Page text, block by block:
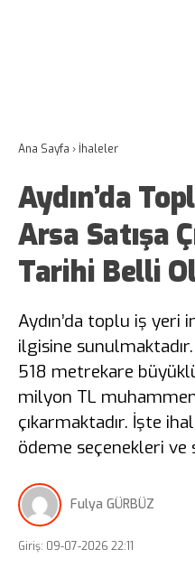
Ana Sayfa › İhaleler
Aydın’da
Arsa Satışa
Tarihi Belli
Aydın’da toplu iş yeri
ilgisine
518 metrekare
milyon TL
çıkarmaktadır. İşte
ödeme seçenekleri ve
Fulya GÜRBÜZ
Giriş: 09-07-2026 22:11